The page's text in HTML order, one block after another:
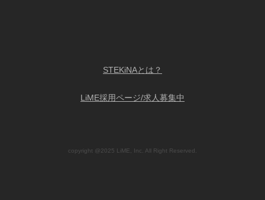
STEKiNAとは？
LiME採用ページ/求人募集中
copyright @2025 LiME, Inc. All Right Reserved.